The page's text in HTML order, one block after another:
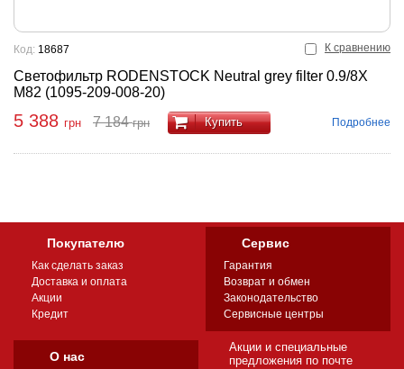
К сравнению
Светофильтр RODENSTOCK Neutral grey filter 0.9/8X
M82 (1095-209-008-20)
Код: 18687
5 388 грн 7 184грн Купить Подробнее
Покупателю
Как сделать заказ
Доставка и оплата
Акции
Кредит
Сервис
Гарантия
Возврат и обмен
Законодательство
Сервисные центры
О нас
Акции и специальные
предложения по почте